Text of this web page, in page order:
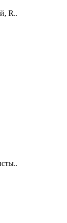
R..